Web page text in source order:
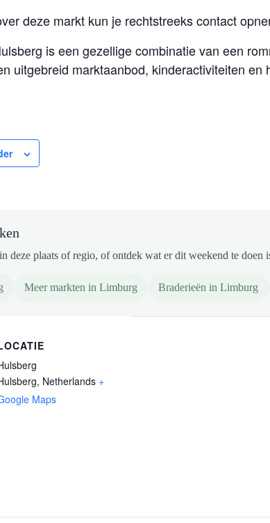
deze markt kun je rechtstreeks contact
is een gezellige combinatie van een
uitgebreid marktaanbod, kinderactiviteiten
deze plaats of regio, of ontdek wat er dit weekend te doen
Meer markten in Limburg Braderieën in Limburg
, Netherlands +
Maps